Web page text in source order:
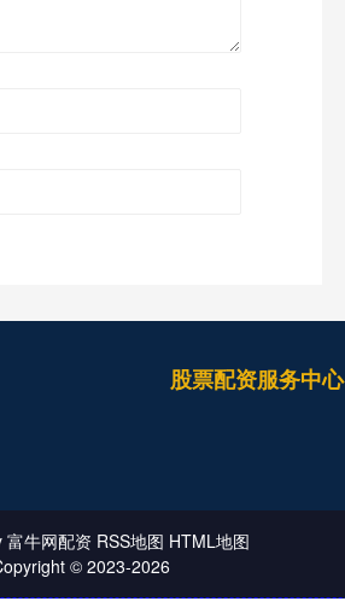
股票配资服务中心
富牛网配资 RSS地图 HTML地图
© 2023-2026